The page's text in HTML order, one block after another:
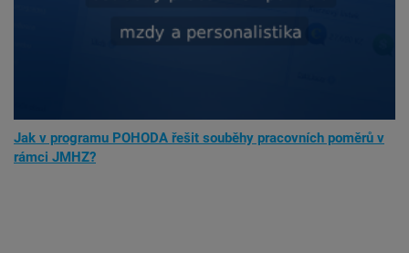
Jak v programu POHODA řešit souběhy pracovních poměrů v
rámci JMHZ?